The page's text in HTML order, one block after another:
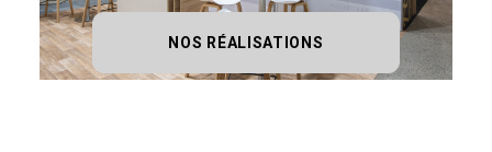
NOS RÉALISATIONS